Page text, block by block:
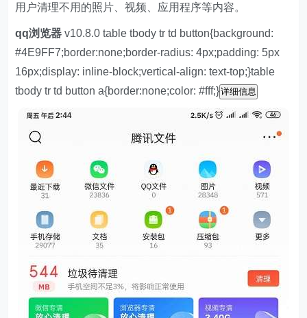
用户清理不用的照片、视频、应用程序等内容。
qq浏览器 v10.8.0 table tbody tr td button{background:
#4E9FF7;border:none;border-radius: 4px;padding: 5px
16px;display: inline-block;vertical-align: text-top;}table
tbody tr td button a{border:none;color: #fff;}详细信息